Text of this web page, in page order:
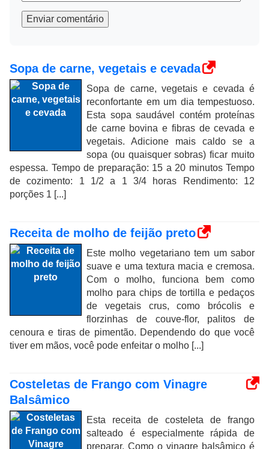
Enviar comentário
Sopa de carne, vegetais e cevada
Sopa de carne, vegetais e cevada é
reconfortante em um dia tempestuoso.
Esta sopa saudável contém proteínas
de carne bovina e fibras de cevada e
vegetais. Adicione mais caldo se a
sopa (ou quaisquer sobras) ficar muito
espessa. Tempo de preparação: 15 a 20 minutos Tempo
de cozimento: 1 1/2 a 1 3/4 horas Rendimento: 12
porções 1 [...]
Receita de molho de feijão preto
Este molho vegetariano tem um sabor
suave e uma textura macia e cremosa.
Com o molho, funciona bem como
molho para chips de tortilla e pedaços
de vegetais crus, como brócolis e
florzinhas de couve-flor, palitos de
cenoura e tiras de pimentão. Dependendo do que você
tiver em mãos, você pode enfeitar o molho [...]
Costeletas de Frango com Vinagre
Balsâmico
Esta receita de costeleta de frango
salteado é especialmente rápida de
preparar. Como o vinagre balsâmico é